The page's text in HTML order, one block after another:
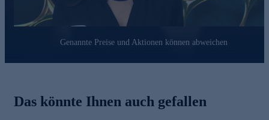
Genannte Preise und Aktionen können abweichen
Das könnte Ihnen auch gefallen